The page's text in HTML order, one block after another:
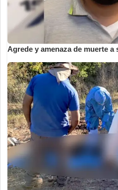
Agrede y amenaza de muerte a